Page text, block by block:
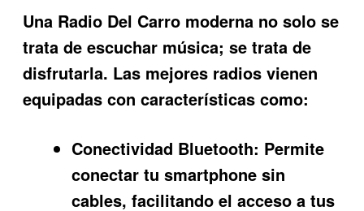
Una Radio Del Carro moderna no solo se
trata de escuchar música; se trata de
disfrutarla. Las mejores radios vienen
equipadas con características como:
Conectividad Bluetooth: Permite
conectar tu smartphone sin
cables, facilitando el acceso a tus